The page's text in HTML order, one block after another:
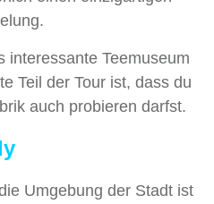
interessante Teemuseum
Teil der Tour ist, dass du
auch probieren darfst.
Umgebung der Stadt ist